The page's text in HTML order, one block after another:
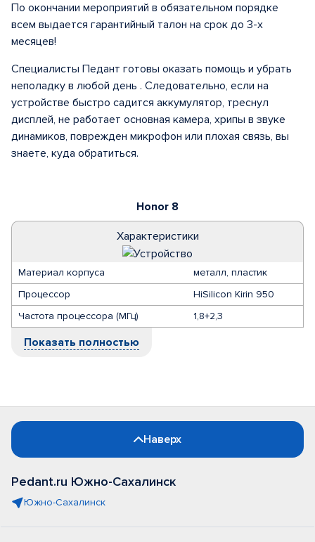
Honor 8
Характеристики
Материал корпуса
металл, пластик
Процессор
HiSilicon Kirin 950
Частота процессора (МГц)
1,8+2,3
Показать полностью
По окончании мероприятий в обязательном порядке
всем выдается гарантийный талон на срок до 3-х
месяцев!
Специалисты Педант готовы оказать помощь и убрать
неполадку в любой день . Следовательно, если на
устройстве быстро садится аккумулятор, треснул
дисплей, не работает основная камера, хрипы в звуке
динамиков, поврежден микрофон или плохая связь, вы
знаете, куда обратиться.
Наверх
Pedant.ru Южно-Сахалинск
Южно-Сахалинск